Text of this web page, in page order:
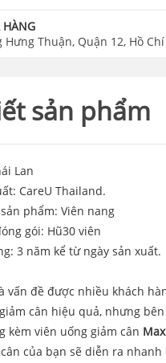
Hưng Thuận, Quận 12, Hồ
sản phẩm
Lan
CareU Thailand.
phẩm: Viên nang
gói: Hũ30 viên
3 năm kể từ ngày sản xuất.
vấn đề được nhiều khách
cân hiệu quả, nhưng
kèm viên uống giảm cân
của bạn sẽ diễn ra nhanh